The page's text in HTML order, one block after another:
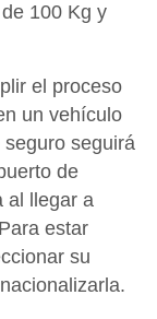
100 Kg y
el proceso
un vehículo
seguirá
de
al llegar a
estar
su